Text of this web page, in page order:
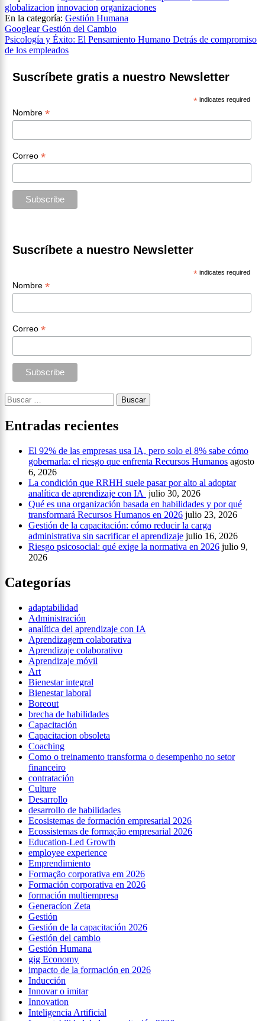
globalizacion innovacion organizaciones
En la categoría: Gestión Humana
Navegación
de
Googlear Gestión del Cambio
Psicología y Éxito: El Pensamiento Humano Detrás de compromiso
de los empleados
Suscríbete gratis a nuestro Newsletter
* indicates required
Nombre *
Correo *
Suscríbete a nuestro Newsletter
* indicates required
Nombre *
Correo *
Buscar:
Entradas recientes
El 92% de las empresas usa IA, pero solo el 8% sabe cómo
gobernarla: el riesgo que enfrenta Recursos Humanos agosto
6, 2026
La condición que RRHH suele pasar por alto al adoptar
analítica de aprendizaje con IA julio 30, 2026
Qué es una organización basada en habilidades y por qué
transformará Recursos Humanos en 2026 julio 23, 2026
Gestión de la capacitación: cómo reducir la carga
administrativa sin sacrificar el aprendizaje julio 16, 2026
Riesgo psicosocial: qué exige la normativa en 2026 julio 9,
2026
Categorías
adaptabilidad
Administración
analítica del aprendizaje con IA
Aprendizagem colaborativa
Aprendizaje colaborativo
Aprendizaje móvil
Art
Bienestar integral
Bienestar laboral
Boreout
brecha de habilidades
Capacitación
Capacitacion obsoleta
Coaching
Como o treinamento transforma o desempenho no setor
financeiro
contratación
Culture
Desarrollo
desarrollo de habilidades
Ecosistemas de formación empresarial 2026
Ecossistemas de formação empresarial 2026
Education-Led Growth
employee experience
Emprendimiento
Formação corporativa em 2026
Formación corporativa en 2026
formación multiempresa
Generacíon Zeta
Gestión
Gestión de la capacitación 2026
Gestión del cambio
Gestión Humana
gig Economy
impacto de la formación en 2026
Inducción
Innovar o imitar
Innovation
Inteligencia Artificial